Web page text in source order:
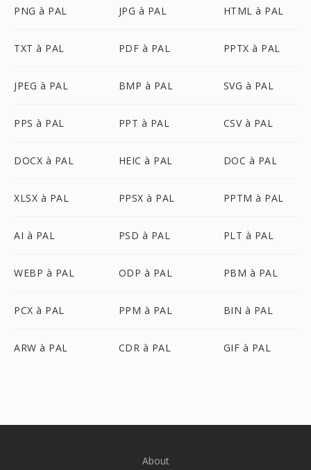
PNG à PAL JPG à PAL HTML à PAL
TXT à PAL PDF à PAL PPTX à PAL
JPEG à PAL BMP à PAL SVG à PAL
PPS à PAL PPT à PAL CSV à PAL
DOCX à PAL HEIC à PAL DOC à PAL
XLSX à PAL PPSX à PAL PPTM à PAL
AI à PAL PSD à PAL PLT à PAL
WEBP à PAL ODP à PAL PBM à PAL
PCX à PAL PPM à PAL BIN à PAL
ARW à PAL CDR à PAL GIF à PAL
About